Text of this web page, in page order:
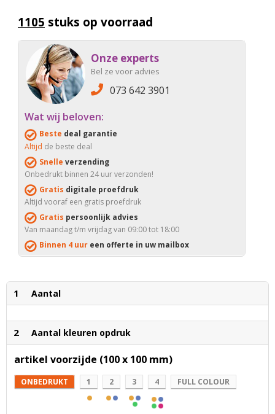
1105 stuks op voorraad
Onze experts
Bel ze voor advies
073 642 3901
Wat wij beloven:
Beste deal garantie
Altijd de beste deal
Snelle verzending
Onbedrukt binnen 24 uur verzonden!
Gratis digitale proefdruk
Altijd vooraf een gratis proefdruk
Gratis persoonlijk advies
Van maandag t/m vrijdag van 09:00 tot 18:00
Binnen 4 uur een offerte in uw mailbox
1 Aantal
2 Aantal kleuren opdruk
artikel voorzijde (100 x 100 mm)
ONBEDRUKT 1 2 3 4 FULL COLOUR